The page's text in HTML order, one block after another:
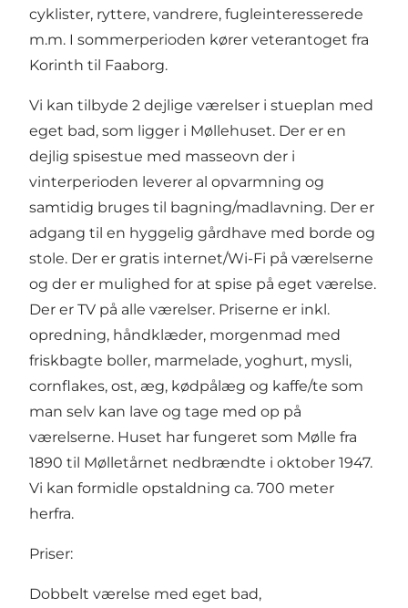
cyklister, ryttere, vandrere, fugleinteresserede
m.m. I sommerperioden kører veterantoget fra
Korinth til Faaborg.
Vi kan tilbyde 2 dejlige værelser i stueplan med
eget bad, som ligger i Møllehuset. Der er en
dejlig spisestue med masseovn der i
vinterperioden leverer al opvarmning og
samtidig bruges til bagning/madlavning. Der er
adgang til en hyggelig gårdhave med borde og
stole. Der er gratis internet/Wi-Fi på værelserne
og der er mulighed for at spise på eget værelse.
Der er TV på alle værelser. Priserne er inkl.
opredning, håndklæder, morgenmad med
friskbagte boller, marmelade, yoghurt, mysli,
cornflakes, ost, æg, kødpålæg og kaffe/te som
man selv kan lave og tage med op på
værelserne. Huset har fungeret som Mølle fra
1890 til Mølletårnet nedbrændte i oktober 1947.
Vi kan formidle opstaldning ca. 700 meter
herfra.
Priser:
Dobbelt værelse med eget bad,